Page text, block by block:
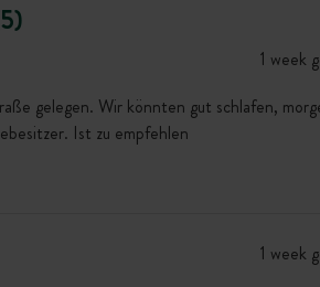
1 week
gelegen. Wir könnten gut schlafen,
Ist zu empfehlen
1 week